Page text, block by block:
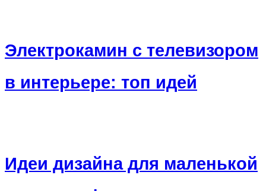
Электрокамин с телевизором
в интерьере: топ идей
Идеи дизайна для маленькой